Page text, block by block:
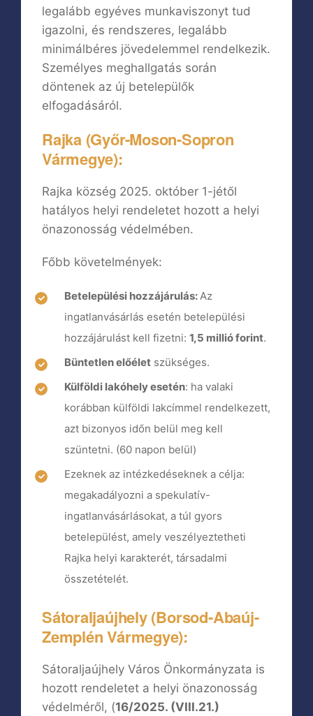
legalább egyéves munkaviszonyt tud
igazolni, és rendszeres, legalább
minimálbéres jövedelemmel rendelkezik.
Személyes meghallgatás során
döntenek az új betelepülők
elfogadásáról.
Rajka (Győr-Moson-Sopron
Vármegye):
Rajka község 2025. október 1-jétől
hatályos helyi rendeletet hozott a helyi
önazonosság védelmében.
Főbb követelmények:
Betelepülési hozzájárulás:Az
ingatlanvásárlás esetén betelepülési
hozzájárulást kell fizetni: 1,5 millió forint.
Büntetlen előélet szükséges.
Külföldi lakóhely esetén: ha valaki
korábban külföldi lakcímmel rendelkezett,
azt bizonyos időn belül meg kell
szüntetni. (60 napon belül)
Ezeknek az intézkedéseknek a célja:
megakadályozni a spekulatív-
ingatlanvásárlásokat, a túl gyors
betelepülést, amely veszélyeztetheti
Rajka helyi karakterét, társadalmi
összetételét.
Sátoraljaújhely (Borsod-Abaúj-
Zemplén Vármegye):
Sátoraljaújhely Város Önkormányzata is
hozott rendeletet a helyi önazonosság
védelméről, (16/2025. (VIII.21.)